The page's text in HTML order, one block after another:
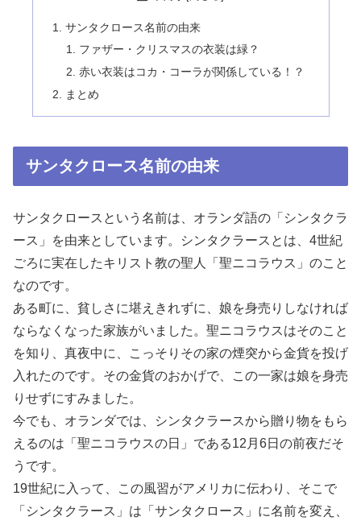
サンタクロース名前の由来
ファザー・クリスマスの衣装は緑？
赤い衣装はコカ・コーラが関係している！？
まとめ
サンタクロース名前の由来
サンタクロースという名前は、オランダ語の「シンタクラ
ース」を由来としています。シンタクラースとは、4世紀
ごろに実在したキリスト教の聖人「聖ニコラウス」のこと
なのです。
ある町に、貧しさに堪えきれずに、娘を身売りしなければ
ならなくなった家族がいました。聖ニコラウスはそのこと
を知り、真夜中に、こっそりその家の煙突から金貨を投げ
入れたのです。その金貨のおかげで、この一家は娘を身売
りせずにすみました。
今でも、オランダでは、シンタクラースから贈り物をもら
えるのは「聖ニコラウスの日」である12月6日の前夜だそ
うです。
19世紀に入って、この風習がアメリカに伝わり、そこで
「シンタクラース」は「サンタクロース」に名前を変え、